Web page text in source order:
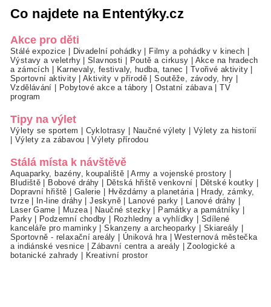
Co najdete na Ententýky.cz
Akce pro děti
Stálé expozice Divadelní pohádky Filmy a pohádky v kinech
Výstavy a veletrhy|Slavnosti Poutě a cirkusy
Akce na hradech
a zámcích
Karnevaly, festivaly, hudba, tanec Tvořivé aktivity
Sportovní aktivity|Aktivity v přírodě |Soutěže, závody, hry
Vzdělávání
Pobytové akce a tábory Ostatní zábava|TV
program
Tipy na výlet
Výlety se sportem Cyklotrasy Naučné výlety
Výlety za historií
Výlety za zábavou |Výlety přírodou
Stálá místa k návštěvě
Aquaparky, bazény, koupaliště |Army a vojenské prostory
Bludiště
Bobové dráhy Dětská hřiště venkovní Dětské koutky
Dopravní hřiště
Galerie Hvězdárny a planetária|
Hrady, zámky,
tvrze| In-line dráhy |Jeskyně| Lanové parky Lanové dráhy
Laser Game
Muzea| Naučné stezky Památky a památníky
Parky| Podzemní chodby Rozhledny a vyhlídky
Sdílené
kanceláře pro maminky |Skanzeny a archeoparky Skiareály
Sportovně - relaxační areály
Úniková hra|Westernová městečka
a indiánské vesnice |Zábavní centra a areály |Zoologické a
botanické zahrady
Kreativní prostor